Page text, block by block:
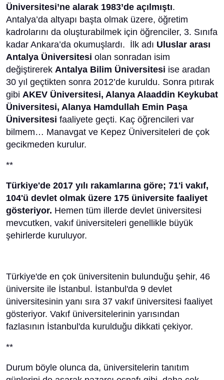
Üniversitesi’ne alarak 1983’de açılmıştı.
Antalya’da altyapı başta olmak üzere, öğretim
kadrolarını da oluşturabilmek için öğrenciler, 3. Sınıfa
kadar Ankara’da okumuşlardı. İlk adı Uluslar arası
Antalya Üniversitesi olan sonradan isim
değiştirerek Antalya Bilim Üniversitesi ise aradan
30 yıl geçtikten sonra 2012’de kuruldu. Sonra pıtırak
gibi AKEV Üniversitesi, Alanya Alaaddin Keykubat
Üniversitesi, Alanya Hamdullah Emin Paşa
Üniversitesi faaliyete geçti. Kaç öğrencileri var
bilmem… Manavgat ve Kepez Üniversiteleri de çok
gecikmeden kurulur.
**
Türkiye'de 2017 yılı rakamlarına göre; 71'i vakıf,
104'ü devlet olmak üzere 175 üniversite faaliyet
gösteriyor. Hemen tüm illerde devlet üniversitesi
mevcutken, vakıf üniversiteleri genellikle büyük
şehirlerde kuruluyor.
Türkiye'de en çok üniversitenin bulunduğu şehir, 46
üniversite ile İstanbul. İstanbul'da 9 devlet
üniversitesinin yanı sıra 37 vakıf üniversitesi faaliyet
gösteriyor. Vakıf üniversitelerinin yarısından
fazlasının İstanbul'da kurulduğu dikkati çekiyor.
**
Durum böyle olunca da, üniversitelerin tanıtım